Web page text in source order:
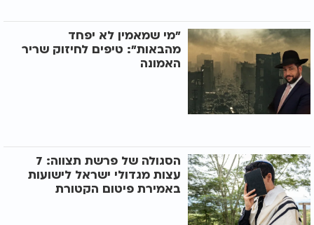
"מי שמאמין לא יפחד
מהבאות": טיפים לחיזוק שריר
האמונה
הסגולה של פרשת תצווה: 7
עצות מגדולי ישראל לישועות
באמירת פיטום הקטורת